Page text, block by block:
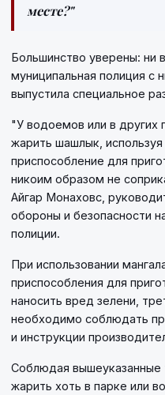
месте?"
Большинство уверены: ни
муниципальная полиция с
выпустила специальное
"У водоемов или в других
жарить шашлык, используя
приспособление для
никоим образом не
Айгар Монаховс,
обороны и безопасности
полиции.
При использовании
приспособления для
наносить вред зелени,
необходимо соблюдать
и инструкции
Соблюдая
жарить хоть в парке или